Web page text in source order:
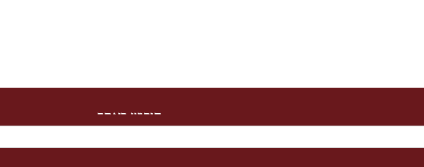
חיפוש באתר